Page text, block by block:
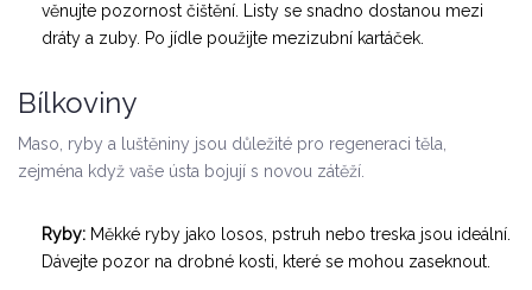
věnujte pozornost čištění. Listy se snadno dostanou mezi
dráty a zuby. Po jídle použijte mezizubní kartáček.
Bílkoviny
Maso, ryby a luštěniny jsou důležité pro regeneraci těla,
zejména když vaše ústa bojují s novou zátěží.
Ryby: Měkké ryby jako losos, pstruh nebo treska jsou ideální.
Dávejte pozor na drobné kosti, které se mohou zaseknout.